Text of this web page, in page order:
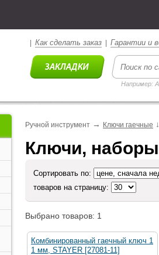
Как сделать заказ Гарантии и
Например:
Ручной инструмент → Ключи гаечные ↓
Ключи,
Сортировать по:
товаров на страницу:
Выбрано товаров: 1
Комбинированный гаечный ключ 1
1 мм, STAYER [27081-11]